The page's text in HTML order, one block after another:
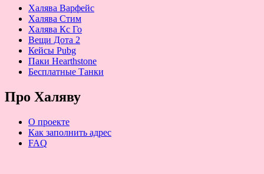
Халява Варфейс
Халява Стим
Халява Кс Го
Вещи Дота 2
Кейсы Pubg
Паки Hearthstone
Бесплатные Танки
Про Халяву
О проекте
Как заполнить адрес
FAQ